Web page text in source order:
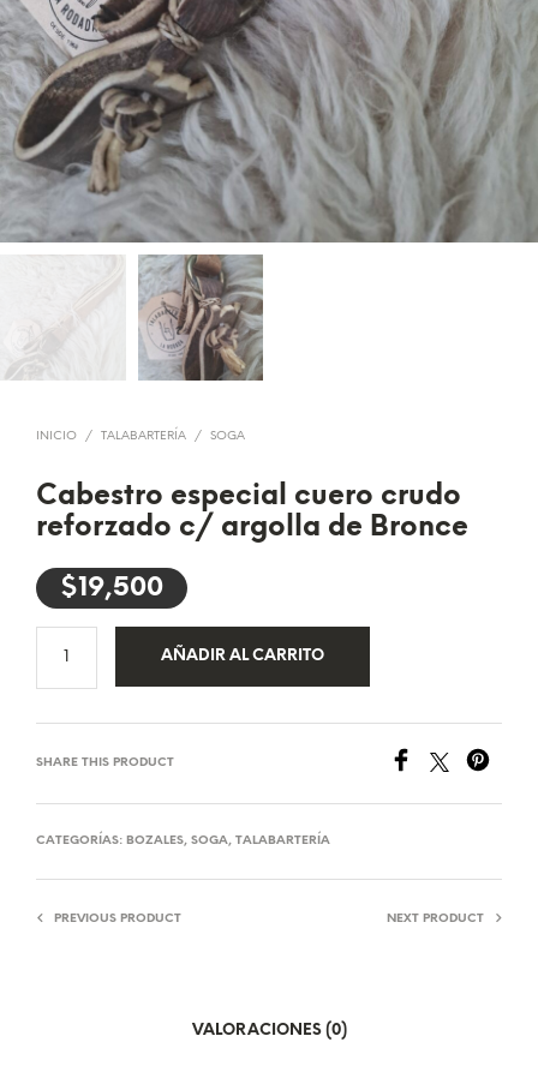
INICIO / TALABARTERÍA / SOGA
Cabestro especial cuero crudo
reforzado c/ argolla de Bronce
$19,500
AÑADIR AL CARRITO
SHARE THIS PRODUCT
CATEGORÍAS: BOZALES, SOGA, TALABARTERÍA
PREVIOUS PRODUCT NEXT PRODUCT
VALORACIONES (0)